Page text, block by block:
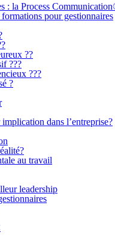
: la Process
pour gestionnaires
??
???
???
?
dans l’entreprise?
au travail
leadership